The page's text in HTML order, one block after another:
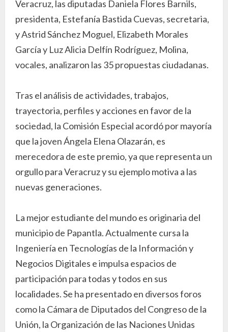
Veracruz, las diputadas Daniela Flores Barnils,
presidenta, Estefanía Bastida Cuevas, secretaria,
y Astrid Sánchez Moguel, Elizabeth Morales
García y Luz Alicia Delfín Rodríguez, Molina,
vocales, analizaron las 35 propuestas ciudadanas.
Tras el análisis de actividades, trabajos,
trayectoria, perfiles y acciones en favor de la
sociedad, la Comisión Especial acordó por mayoría
que la joven Ángela Elena Olazarán, es
merecedora de este premio, ya que representa un
orgullo para Veracruz y su ejemplo motiva a las
nuevas generaciones.
La mejor estudiante del mundo es originaria del
municipio de Papantla. Actualmente cursa la
Ingeniería en Tecnologías de la Información y
Negocios Digitales e impulsa espacios de
participación para todas y todos en sus
localidades. Se ha presentado en diversos foros
como la Cámara de Diputados del Congreso de la
Unión, la Organización de las Naciones Unidas